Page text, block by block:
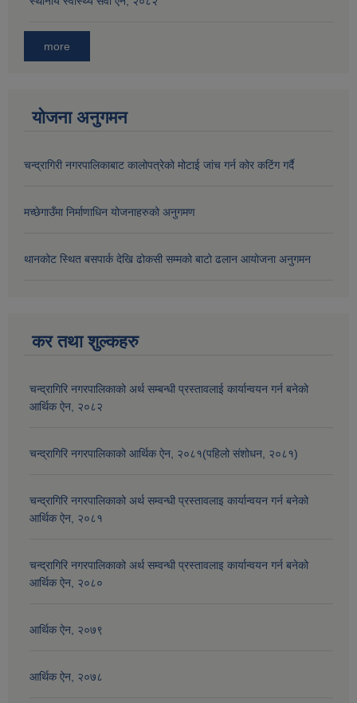
more
योजना अनुगमन
चन्द्रागिरी नगरपालिकाबाट कालोपत्रेको मोटाई जांच गर्न कोर कटिंग गर्दै
मच्छेगाउँमा निर्माणाधिन योजनाहरुको अनुगमण
थानकोट स्थित बसपार्क देखि ढोकसी सम्मको बाटो ढलान आयोजना अनुगमन
कर तथा शुल्कहरु
चन्द्रागिरि नगरपालिकाको अर्थ सम्बन्धी प्रस्तावलाई कार्यान्वयन गर्न बनेको
आर्थिक ऐन, २०८२
चन्द्रागिरि नगरपालिकाको आर्थिक ऐन, २०८१(पहिलो संशोधन, २०८१)
चन्द्रागिरि नगरपालिकाको अर्थ सम्वन्धी प्रस्तावलाइ कार्यान्वयन गर्न बनेको
आर्थिक ऐन, २०८१
चन्द्रागिरि नगरपालिकाको अर्थ सम्वन्धी प्रस्तावलाइ कार्यान्वयन गर्न बनेको
आर्थिक ऐन, २०८०
आर्थिक ऐन, २०७९
आर्थिक ऐन, २०७८